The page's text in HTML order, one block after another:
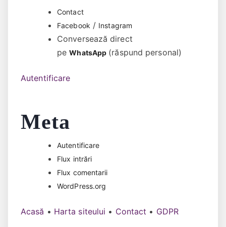
Contact
Facebook / Instagram
Conversează direct
peWhatsApp (răspund personal)
Autentificare
Meta
Autentificare
Flux intrări
Flux comentarii
WordPress.org
Acasă • Harta siteului • Contact • GDPR